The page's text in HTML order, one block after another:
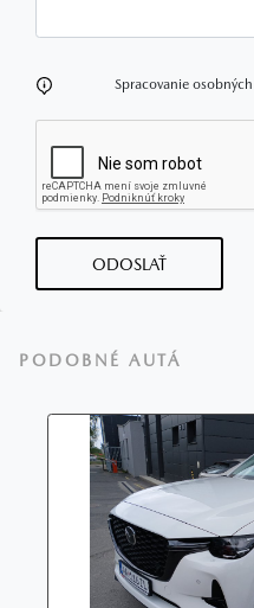
Spracovanie
ODOSLAŤ
PODOBNÉ AUTÁ